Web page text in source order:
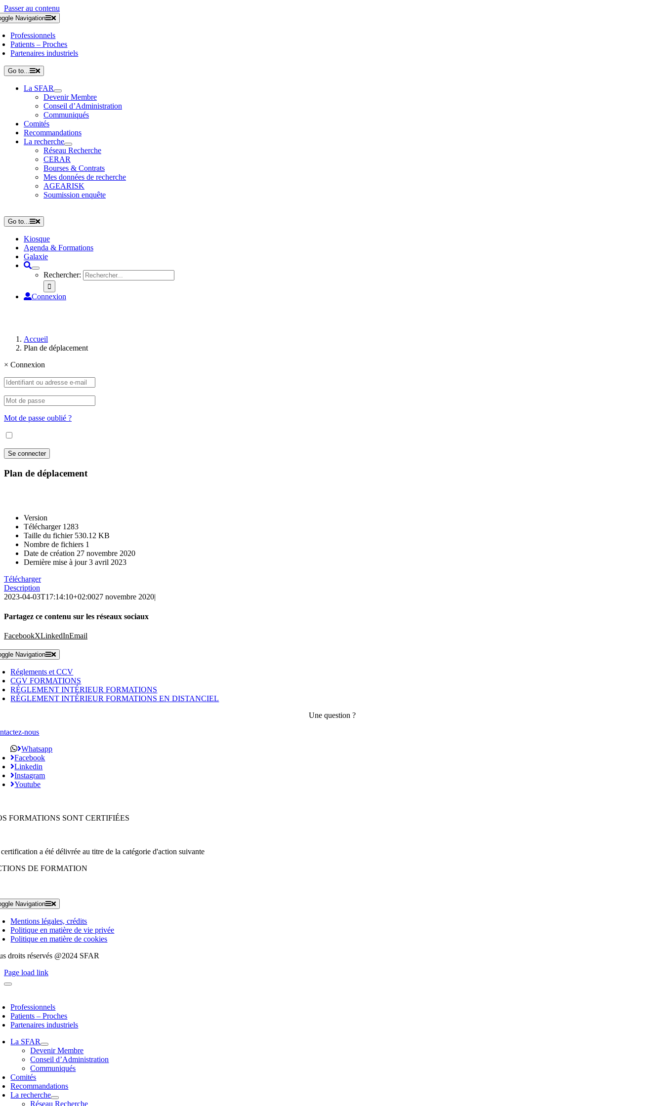
Passer au contenu
Navigation
Professionnels
Patients – Proches
Partenaires industriels
Go to...
La SFAR
Devenir Membre
Conseil d’Administration
Communiqués
Comités
Recommandations
La recherche
Réseau Recherche
CERAR
Bourses & Contrats
Mes données de recherche
AGEARISK
Soumission enquête
Go to...
Kiosque
Agenda & Formations
Galaxie
Rechercher:
Connexion
Accueil
Plan de déplacement
× Connexion
Mot de passe oublié ?
Plan de déplacement
Version
Télécharger 1283
Taille du fichier 530.12 KB
Nombre de fichiers 1
Date de création 27 novembre 2020
Dernière mise à jour3 avril 2023
Télécharger
Description
2023-04-03T17:14:10+02:0027 novembre 2020|
Partagez ce contenu sur les réseaux sociaux
FacebookXLinkedInEmail
Navigation
Réglements et CCV
CGV FORMATIONS
RÉGLEMENT INTÉRIEUR FORMATIONS
RÉGLEMENT INTÉRIEUR FORMATIONS EN DISTANCIEL
Une question ?
nous
Whatsapp
Facebook
Linkedin
Instagram
Youtube
FORMATIONS SONT CERTIFIÉES
a été délivrée au titre de la catégorie d'action suivante
DE FORMATION
Navigation
Mentions légales, crédits
Politique en matière de vie privée
Politique en matière de cookies
droits réservés @2024 SFAR
Page load link
Professionnels
Patients – Proches
Partenaires industriels
La SFAR
Devenir Membre
Conseil d’Administration
Communiqués
Comités
Recommandations
La recherche
Réseau Recherche